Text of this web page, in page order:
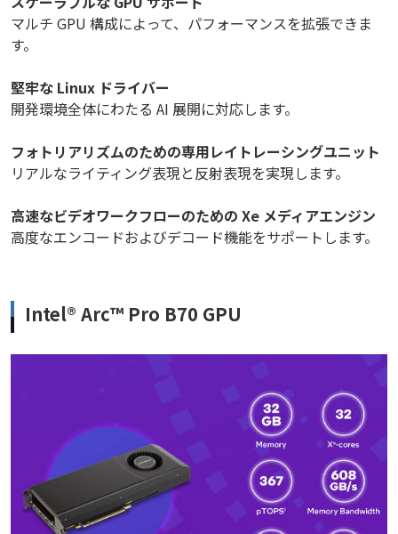
マルチ GPU 構成によって、パフォーマンスを拡張できま
す。
堅牢な Linux ドライバー
開発環境全体にわたる AI 展開に対応します。
フォトリアリズムのための専用レイトレーシングユニット
リアルなライティング表現と反射表現を実現します。
高速なビデオワークフローのための Xe メディアエンジン
高度なエンコードおよびデコード機能をサポートします。
Intel® Arc™ Pro B70 GPU